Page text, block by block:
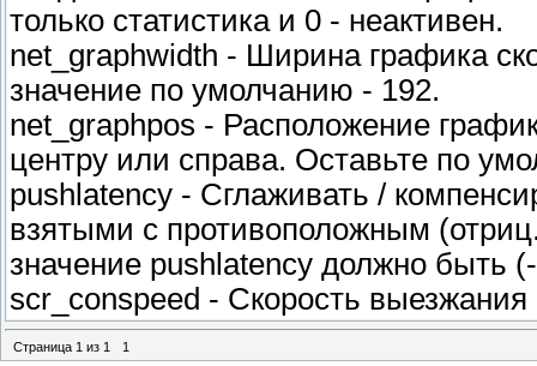
только статистика и 0 - неактивен.
net_graphwidth - Ширина графика
значение по умолчанию - 192.
net_graphpos - Расположение
центру или справа. Оставьте по
pushlatency - Сглаживать /
взятыми с противоположным
значение pushlatency должно быть
scr_conspeed - Скорость
Страница 1 из 1 1